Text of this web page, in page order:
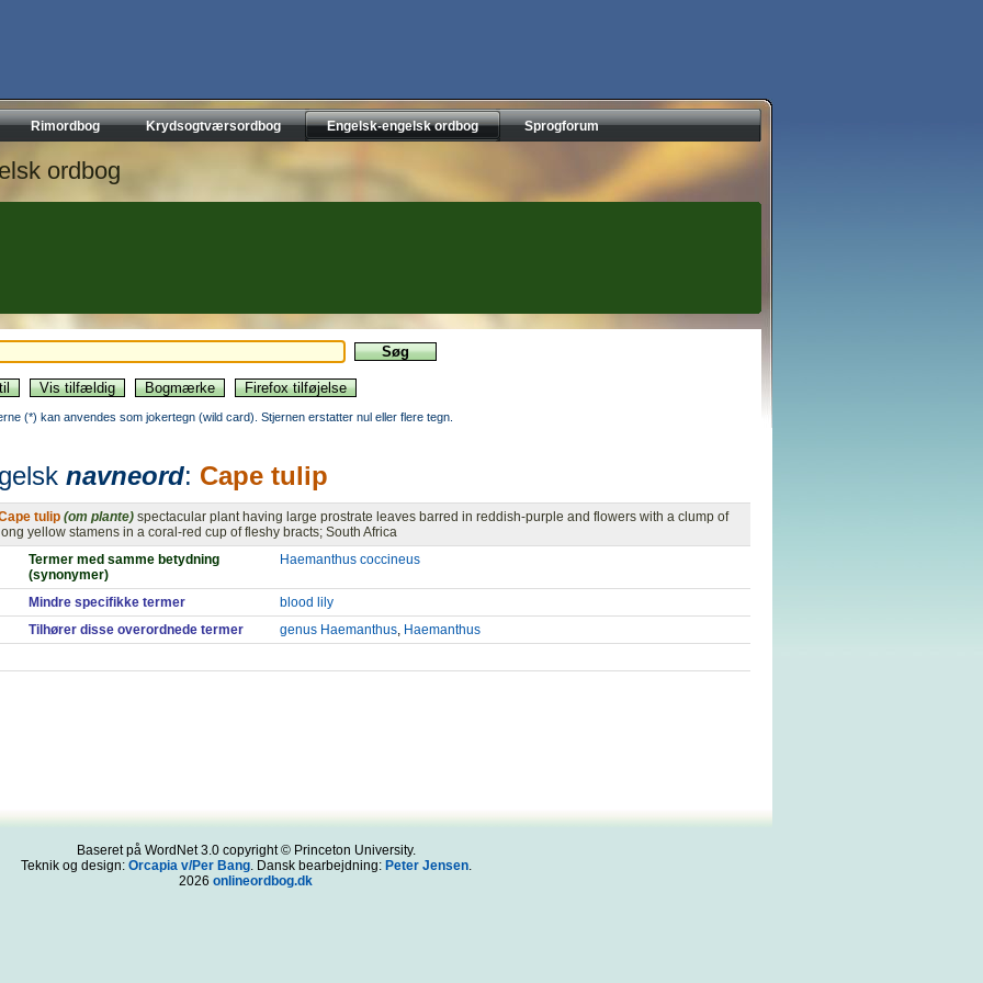
Rimordbog Krydsogtværsordbog Engelsk-engelsk ordbog Sprogforum
ordbog
(*) kan anvendes som jokertegn (wild card). Stjernen erstatter nul eller flere tegn.
navneord: Cape tulip
tulip (om plante) spectacular plant having large prostrate leaves barred in reddish-purple and flowers with a clump of
yellow stamens in a coral-red cup of fleshy bracts; South Africa
Termer med samme betydning
(synonymer)
Haemanthus coccineus
Mindre specifikke termer
blood lily
Tilhører disse overordnede termer
genus Haemanthus, Haemanthus
Baseret på WordNet 3.0 copyright © Princeton University.
Teknik og design: Orcapia v/Per Bang. Dansk bearbejdning: Peter Jensen.
2026 onlineordbog.dk